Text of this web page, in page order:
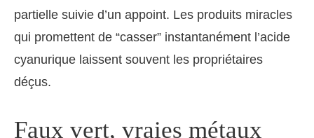
partielle suivie d’un appoint. Les produits miracles
qui promettent de “casser” instantanément l’acide
cyanurique laissent souvent les propriétaires
déçus.
Faux vert, vraies métaux